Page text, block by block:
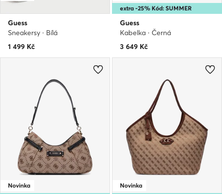
Guess
Sneakersy · Bílá
1 499 Kč
extra -25% Kód: SUMMER
Guess
Kabelka · Černá
3 649 Kč
Novinka Novinka